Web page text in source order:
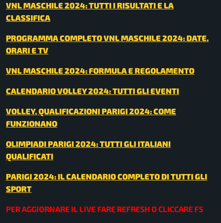
VNL MASCHILE 2024: TUTTI I RISULTATI E LA
CLASSIFICA
PROGRAMMA COMPLETO VNL MASCHILE 2024: DATE,
ORARI E TV
VNL MASCHILE 2024: FORMULA E REGOLAMENTO
CALENDARIO VOLLEY 2024: TUTTI GLI EVENTI
VOLLEY, QUALIFICAZIONI PARIGI 2024: COME
FUNZIONANO
OLIMPIADI PARIGI 2024: TUTTI GLI ITALIANI
QUALIFICATI
PARIGI 2024: IL CALENDARIO COMPLETO DI TUTTI GLI
SPORT
PER AGGIORNARE IL LIVE FARE REFRESH O CLICCARE F5